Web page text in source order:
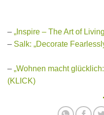
– „Inspire – The Art of
– Salk: „Decorate
– „Wohnen macht
(KLICK)